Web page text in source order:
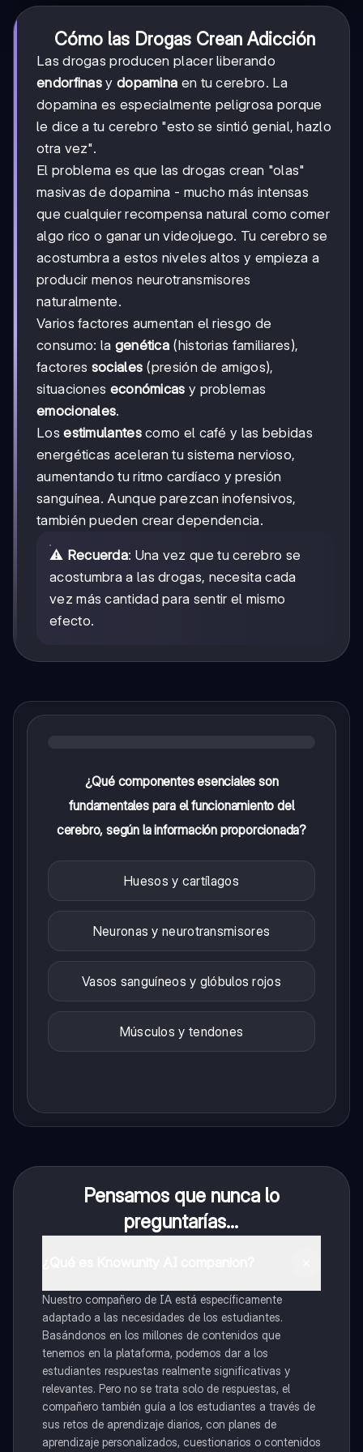
Cómo las Drogas Crean Adicción
Las drogas producen placer liberando
endorfinas y dopamina en tu cerebro. La
dopamina es especialmente peligrosa porque
le dice a tu cerebro "esto se sintió genial, hazlo
otra vez".
El problema es que las drogas crean "olas"
masivas de dopamina - mucho más intensas
que cualquier recompensa natural como comer
algo rico o ganar un videojuego. Tu cerebro se
acostumbra a estos niveles altos y empieza a
producir menos neurotransmisores
naturalmente.
Varios factores aumentan el riesgo de
consumo: la genética (historias familiares),
factores sociales (presión de amigos),
situaciones económicas y problemas
emocionales.
Losestimulantescomo el café y las bebidas
energéticas aceleran tu sistema nervioso,
aumentando tu ritmo cardíaco y presión
sanguínea. Aunque parezcan inofensivos,
también pueden crear dependencia.
⚠️ Recuerda: Una vez que tu cerebro se
acostumbra a las drogas, necesita cada
vez más cantidad para sentir el mismo
efecto.
¿Qué componentes esenciales son
fundamentales para el funcionamiento del
cerebro, según la información proporcionada?
Huesos y cartílagos
Neuronas y neurotransmisores
Vasos sanguíneos y glóbulos rojos
Músculos y tendones
Pensamos que nunca lo
preguntarías...
Nuestro compañero de IA está específicamente
adaptado a las necesidades de los estudiantes.
Basándonos en los millones de contenidos que
tenemos en la plataforma, podemos dar a los
estudiantes respuestas realmente significativas y
relevantes. Pero no se trata solo de respuestas, el
compañero también guía a los estudiantes a través de
sus retos de aprendizaje diarios, con planes de
aprendizaje personalizados, cuestionarios o contenidos